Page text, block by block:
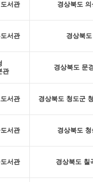
서관 경상북도
서관 경상북
관
경상북도 문
서관 경상북도 청도군
서관 경상북도
서관 경상북도 칠